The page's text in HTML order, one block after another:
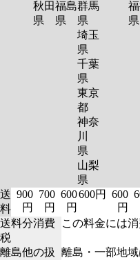
秋田
県
福島
県
群馬
県
埼玉
県
千葉
県
東京
都
神奈
川
県
山梨
県
送
料
900
円
700
円
600
円
600円
600
円
送料分消費
税
この料金には
離島他の扱
離島・一部地